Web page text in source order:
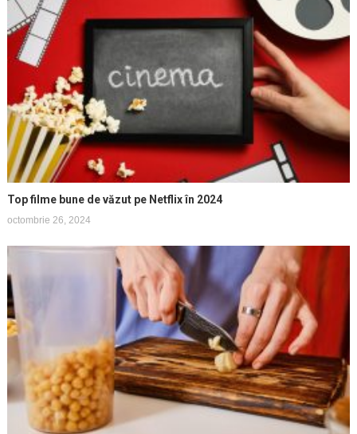
Top filme bune de văzut pe Netflix în 2024
octombrie 26, 2024